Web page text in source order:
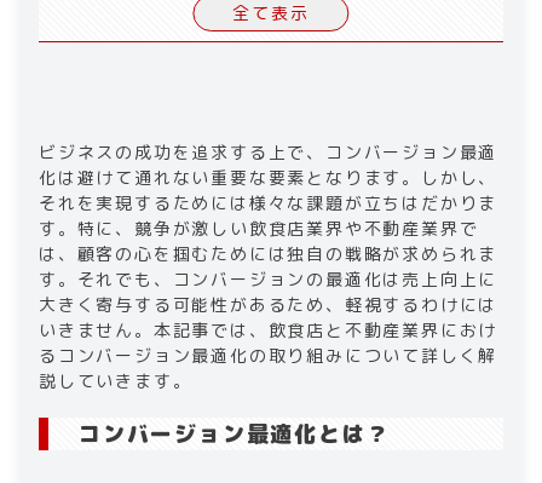
2-4.
3-1
3-2.
3-3.
4 .
全て表示
ビジネスの成功を追求する上で、コンバージョン最適
化は避けて通れない重要な要素となります。しかし、
それを実現するためには様々な課題が立ちはだかりま
す。特に、競争が激しい飲食店業界や不動産業界で
は、顧客の心を掴むためには独自の戦略が求められま
す。それでも、コンバージョンの最適化は売上向上に
大きく寄与する可能性があるため、軽視するわけには
いきません。本記事では、飲食店と不動産業界におけ
るコンバージョン最適化の取り組みについて詳しく解
説していきます。
コンバージョン最適化とは？